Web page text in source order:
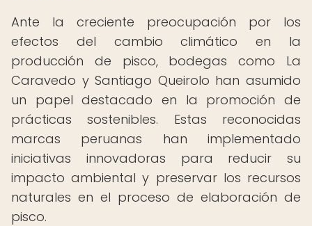
Ante la creciente preocupación por los
efectos del cambio climático en la
producción de pisco, bodegas como La
Caravedo y Santiago Queirolo han asumido
un papel destacado en la promoción de
prácticas sostenibles. Estas reconocidas
marcas peruanas han implementado
iniciativas innovadoras para reducir su
impacto ambiental y preservar los recursos
naturales en el proceso de elaboración de
pisco.